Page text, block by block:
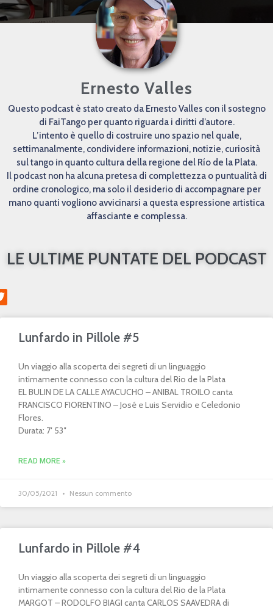
Ernesto Valles
Questo podcast è stato creato da Ernesto Valles con il sostegno
di FaiTango per quanto riguarda i diritti d’autore.
L’intento è quello di costruire uno spazio nel quale,
settimanalmente, condividere informazioni, notizie, curiosità
sul tango in quanto cultura della regione del Río de la Plata.
Il podcast non ha alcuna pretesa di complettezza o puntualità di
ordine cronologico, ma solo il desiderio di accompagnare per
mano quanti vogliono avvicinarsi a questa espressione artistica
affasciante e complessa.
LE ULTIME PUNTATE DEL PODCAST
Lunfardo in Pillole #5
Un viaggio alla scoperta dei segreti di un linguaggio
intimamente connesso con la cultura del Rio de la Plata
EL BULIN DE LA CALLE AYACUCHO – ANIBAL TROILO canta
FRANCISCO FIORENTINO – José e Luis Servidio e Celedonio
Flores.
Durata: 7′ 53″
READ MORE »
30/05/2021 Nessun commento
Lunfardo in Pillole #4
Un viaggio alla scoperta dei segreti di un linguaggio
intimamente connesso con la cultura del Rio de la Plata
MARGOT – RODOLFO BIAGI canta CARLOS SAAVEDRA di